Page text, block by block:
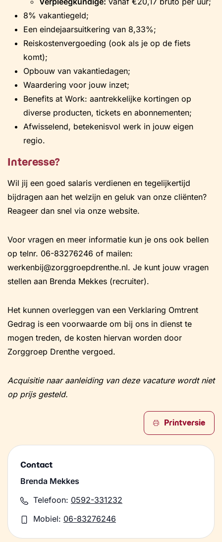
8% vakantiegeld;
Een eindejaarsuitkering van 8,33%;
Reiskostenvergoeding (ook als je op de fiets
komt);
Opbouw van vakantiedagen;
Waardering voor jouw inzet;
Benefits at Work: aantrekkelijke kortingen op
diverse producten, tickets en abonnementen;
Afwisselend, betekenisvol werk in jouw eigen
regio.
Interesse?
Wil jij een goed salaris verdienen en tegelijkertijd
bijdragen aan het welzijn en geluk van onze cliënten?
Reageer dan snel via onze website.
Voor vragen en meer informatie kun je ons ook bellen
op telnr. 06-83276246 of mailen:
werkenbij@zorggroepdrenthe.nl. Je kunt jouw vragen
stellen aan Brenda Mekkes (recruiter).
Het kunnen overleggen van een Verklaring Omtrent
Gedrag is een voorwaarde om bij ons in dienst te
mogen treden, de kosten hiervan worden door
Zorggroep Drenthe vergoed.
Acquisitie naar aanleiding van deze vacature wordt niet
op prijs gesteld.
Printversie
Contact
Brenda Mekkes
Telefoon: 0592-331232
Mobiel: 06-83276246